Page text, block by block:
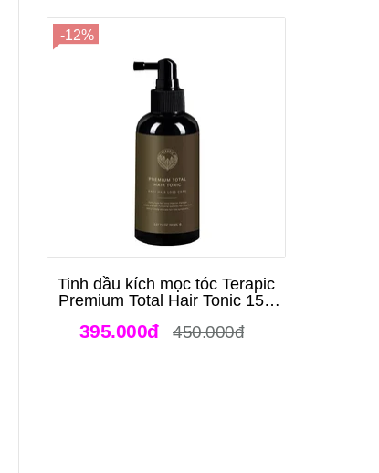
-12%
Tinh dầu kích mọc tóc Terapic
Premium Total Hair Tonic 150
395.000đ 450.000đ